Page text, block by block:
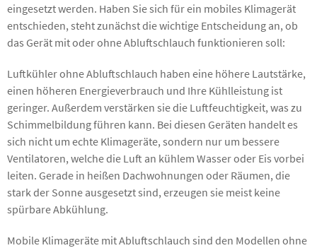
eingesetzt werden. Haben Sie sich für ein mobiles Klimagerät
entschieden, steht zunächst die wichtige Entscheidung an, ob
das Gerät mit oder ohne Abluftschlauch funktionieren soll:
Luftkühler ohne Abluftschlauch haben eine höhere Lautstärke,
einen höheren Energieverbrauch und Ihre Kühlleistung ist
geringer. Außerdem verstärken sie die Luftfeuchtigkeit, was zu
Schimmelbildung führen kann. Bei diesen Geräten handelt es
sich nicht um echte Klimageräte, sondern nur um bessere
Ventilatoren, welche die Luft an kühlem Wasser oder Eis vorbei
leiten. Gerade in heißen Dachwohnungen oder Räumen, die
stark der Sonne ausgesetzt sind, erzeugen sie meist keine
spürbare Abkühlung.
Mobile Klimageräte mit Abluftschlauch sind den Modellen ohne